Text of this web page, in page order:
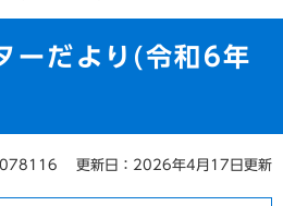
ーだより(令和6年
更新日：2026年4月17日更新